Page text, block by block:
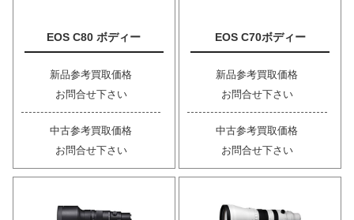
EOS C80 ボディー
新品参考買取価格
お問合せ下さい
中古参考買取価格
お問合せ下さい
EOS C70ボディー
新品参考買取価格
お問合せ下さい
中古参考買取価格
お問合せ下さい